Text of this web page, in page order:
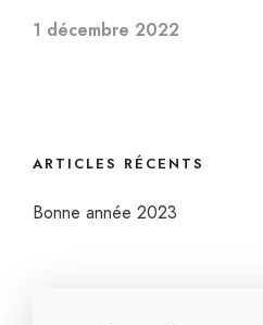
1 décembre 2022
ARTICLES RÉCENTS
Bonne année 2023